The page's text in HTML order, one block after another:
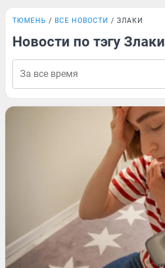
ТЮМЕНЬ ВСЕ НОВОСТИ ЗЛАКИ
Новости по тэгу Злаки